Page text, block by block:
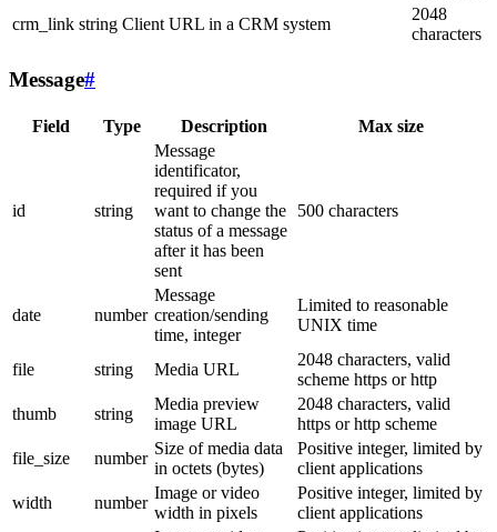
crm_link string Client URL in a CRM system
2048
characters
Message#
Field Type Description Max size
id string
Message
identificator,
required if you
want to change the
status of a message
after it has been
sent
500 characters
date number
Message
creation/sending
time, integer
Limited to reasonable
UNIX time
file string Media URL
2048 characters, valid
scheme https or http
thumb
string
Media preview
image URL
2048 characters, valid
https or http scheme
file_size
number
Size of media data
in octets (bytes)
Positive integer, limited by
client applications
width
number
Image or video
width in pixels
Positive integer, limited by
client applications